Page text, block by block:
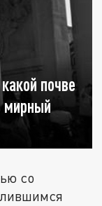
почве
мирный
со